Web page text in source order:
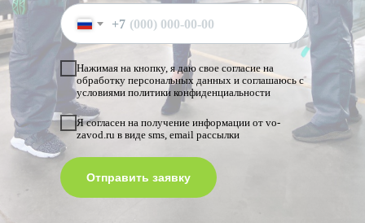
+7
Нажимая на кнопку, я даю свое согласие на
обработку персональных данных и соглашаюсь с
условиями политики конфиденциальности
Я согласен на получение информации от vo-
zavod.ru в виде sms, email рассылки
Отправить заявку